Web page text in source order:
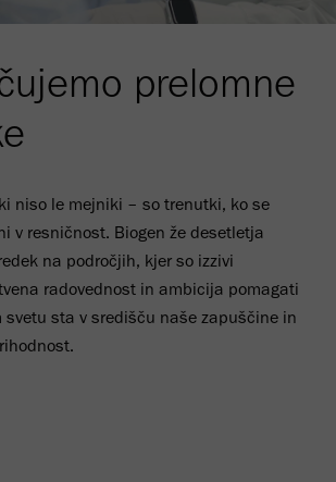
prelomne
niso le mejniki – so trenutki, ko se
v resničnost. Biogen že desetletja
na področjih, kjer so izzivi
radovednost in ambicija pomagati
svetu sta v središču naše zapuščine in